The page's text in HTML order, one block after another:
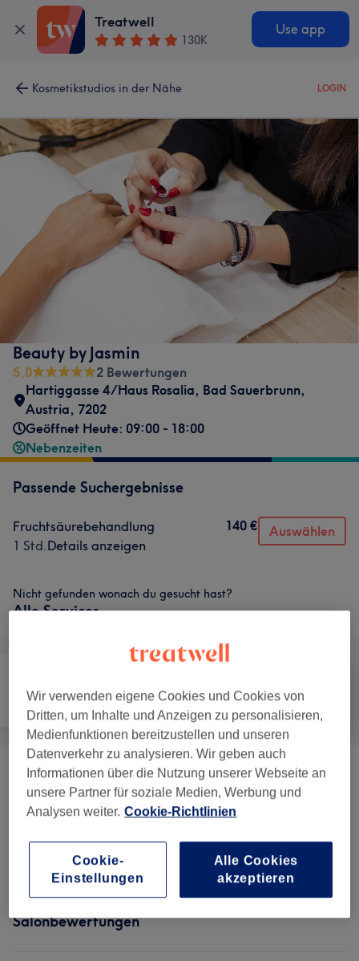
Treatwell
130K
Use app
Kosmetikstudios in der Nähe LOGIN
Beauty by Jasmin
5,0
2 Bewertungen
Hartiggasse 4/Haus Rosalia, Bad Sauerbrunn,
Austria, 7202
Geöffnet Heute: 09:00 - 18:00
Nebenzeiten
Passende Suchergebnisse
Fruchtsäurebehandlung
1 Std.Details anzeigen
140 € Auswählen
Nicht gefunden wonach du gesucht hast?
Alle Services
Haarentfernung Gesicht Massage
Gesichtsbehandlungen (7) ab 45 €
Augenbrauen & Wimpernbehandlungen
Zubuchbare Extras ab 15 €
Salonbewertungen
Wir verwenden eigene Cookies und Cookies von
Dritten, um Inhalte und Anzeigen zu personalisieren,
Medienfunktionen bereitzustellen und unseren
Datenverkehr zu analysieren. Wir geben auch
Informationen über die Nutzung unserer Webseite an
unsere Partner für soziale Medien, Werbung und
Analysen weiter. Cookie-Richtlinien
Alle Cookies
akzeptieren
Cookie-
Einstellungen